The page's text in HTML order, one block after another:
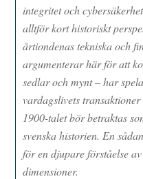
integritet och
alltför kort historiskt
årtiondenas tekniska och
argumenterar här för att
sedlar och mynt – har
vardagslivets
1900-talet bör betraktas
svenska historien. En
för en djupare förståelse
dimensioner.